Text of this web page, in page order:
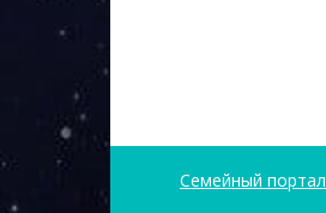
Семейный портал